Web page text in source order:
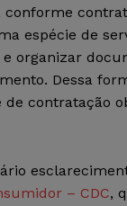
conforme
espécie de
organizar
Dessa
contratação
– CDC,